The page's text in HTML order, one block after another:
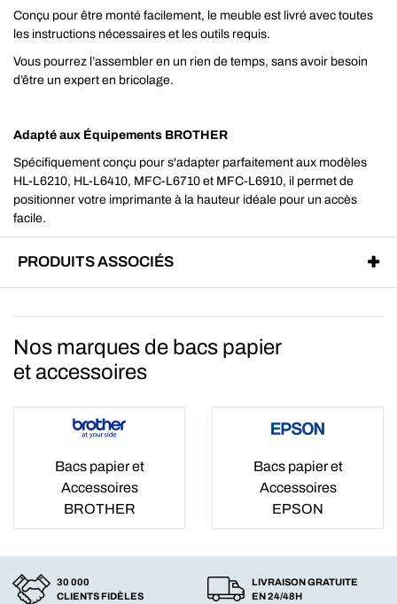
Conçu pour être monté facilement, le meuble est livré avec toutes
les instructions nécessaires et les outils requis.
Vous pourrez l’assembler en un rien de temps, sans avoir besoin
d’être un expert en bricolage.
Adapté aux Équipements BROTHER
Spécifiquement conçu pour s'adapter parfaitement aux modèles
HL-L6210, HL-L6410, MFC-L6710 et MFC-L6910, il permet de
positionner votre imprimante à la hauteur idéale pour un accès
facile.
PRODUITS ASSOCIÉS
Nos marques de bacs papier
et accessoires
Bacs papier et
Accessoires
BROTHER
Bacs papier et
Accessoires
EPSON
30 000
CLIENTS FIDÈLES
LIVRAISON GRATUITE
EN 24/48H